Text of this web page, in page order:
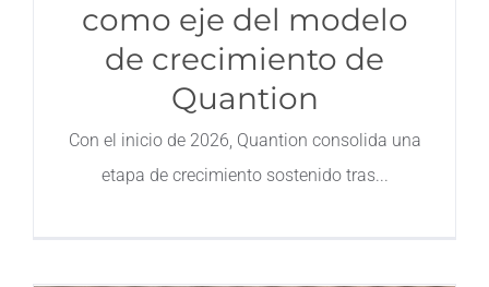
Contacto
como eje del modelo
de crecimiento de
Quantion
Con el inicio de 2026, Quantion consolida una
etapa de crecimiento sostenido tras